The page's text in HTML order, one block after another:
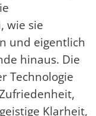
wie sie
und eigentlich
hinaus. Die
Technologie
Klarheit,